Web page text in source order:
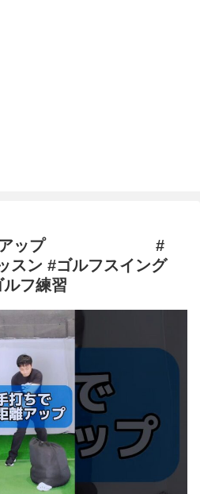
距離アップ #
スン #ゴルフスイング
ルフ練習